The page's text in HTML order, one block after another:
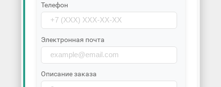
Телефон
Электронная почта
Описание заказа